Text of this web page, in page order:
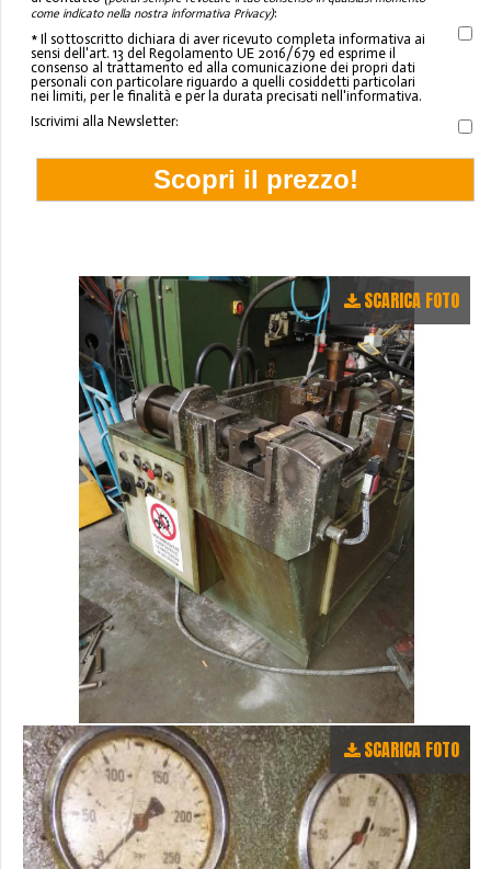
come indicato nella nostra informativa Privacy):
* Il sottoscritto dichiara di aver ricevuto completa informativa ai
sensi dell'art. 13 del Regolamento UE 2016/679 ed esprime il
consenso al trattamento ed alla comunicazione dei propri dati
personali con particolare riguardo a quelli cosiddetti particolari
nei limiti, per le finalità e per la durata precisati nell'informativa.
Iscrivimi alla Newsletter:
SCARICA FOTO
SCARICA FOTO